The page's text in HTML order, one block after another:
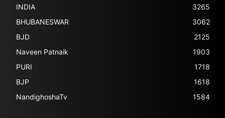
INDIA
3265
BHUBANESWAR
3062
BJD
2125
Naveen Patnaik
1903
PURI
1718
BJP
1618
NandighoshaTv
1584